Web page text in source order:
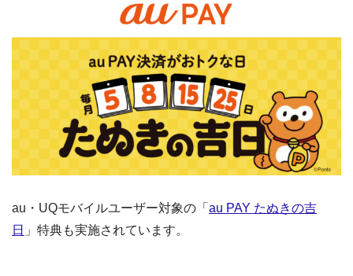
au・UQモバイルユーザー対象の「 au PAY たぬきの吉
日 」特典も実施されています。